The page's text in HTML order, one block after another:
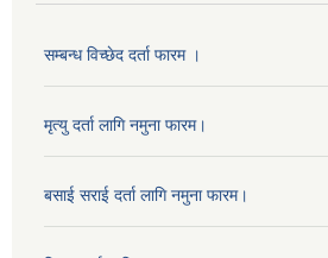
सम्बन्ध विच्छेद दर्ता फारम ।
मृत्यु दर्ता लागि नमुना फारम।
बसाई सराई दर्ता लागि नमुना फारम।